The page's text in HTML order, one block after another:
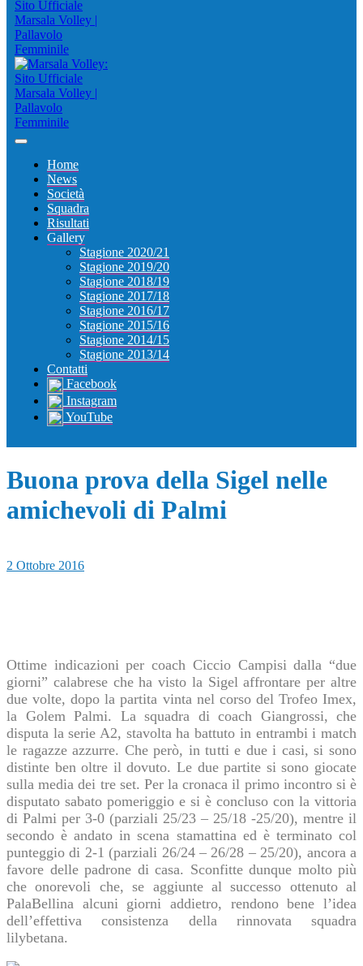
Home
News
Società
Squadra
Risultati
Gallery
Stagione 2020/21
Stagione 2019/20
Stagione 2018/19
Stagione 2017/18
Stagione 2016/17
Stagione 2015/16
Stagione 2014/15
Stagione 2013/14
Contatti
Facebook
Instagram
YouTube
Buona prova della Sigel nelle
amichevoli di Palmi
2 Ottobre 2016
Ottime indicazioni per coach Ciccio Campisi dalla “due
giorni” calabrese che ha visto la Sigel affrontare per altre
due volte, dopo la partita vinta nel corso del Trofeo Imex,
la Golem Palmi. La squadra di coach Giangrossi, che
disputa la serie A2, stavolta ha battuto inentrambi i match
le ragazze azzurre. Che però, in tutti e due i casi, si sono
distinte ben oltre il dovuto. Le due partite si sono giocate
sulla media dei tre set. Per la cronaca il primo incontro si è
disputato sabato pomeriggio e si è concluso con la vittoria
di Palmi per 3-0 (parziali 25/23 – 25/18 -25/20), mentre il
secondo è andato in scena stamattina ed è terminato col
punteggio di 2-1 (parziali 26/24 – 26/28 – 25/20), ancora a
favore delle padrone di casa. Sconfitte dunque molto più
che onorevoli che, se aggiunte al successo ottenuto al
PalaBellina alcuni giorni addietro, rendono bene l’idea
dell’effettiva consistenza della rinnovata squadra
lilybetana.